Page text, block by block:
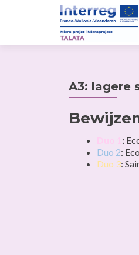
A3: lagere
:
Duo 2:
Duo 3: